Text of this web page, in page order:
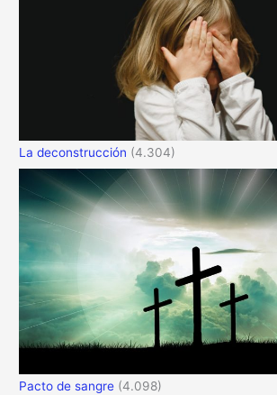
La deconstrucción (4.304)
Pacto de sangre (4.098)